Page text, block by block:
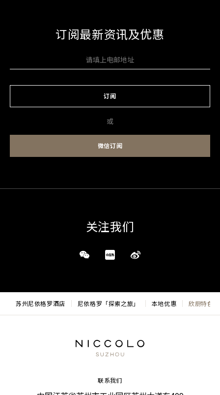
订阅最新资讯及优惠
订阅
或
微信订阅
关注我们
苏州尼依格罗酒店 尼依格罗「探索之旅」 本地优惠 欣厨特色
联系我们